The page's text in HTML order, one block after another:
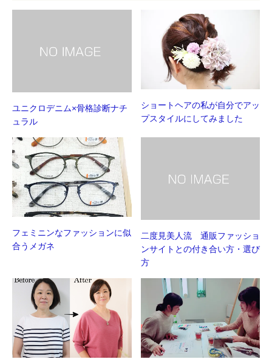
ユニクロデニム×骨格診断ナチ
ュラル
ショートヘアの私が自分でアッ
プスタイルにしてみました
フェミニンなファッションに似
合うメガネ
二度見美人流 通販ファッショ
ンサイトとの付き合い方・選び
方